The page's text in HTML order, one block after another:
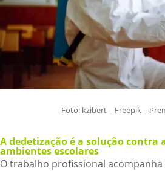
Foto: kzibert – Freepik –
A dedetização é a solução contra
ambientes escolares
O trabalho profissional